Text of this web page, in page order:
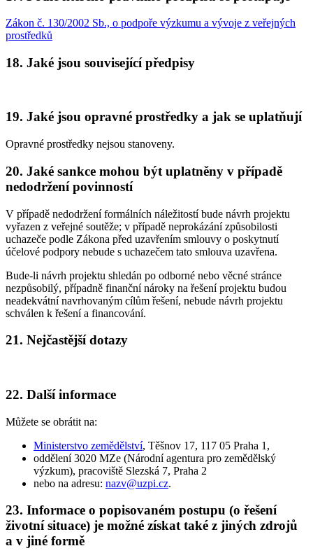
Zákon č. 130/2002 Sb., o podpoře výzkumu a vývoje z veřejných
prostředků
18. Jaké jsou související předpisy
19. Jaké jsou opravné prostředky a jak se uplatňují
Opravné prostředky nejsou stanoveny.
20. Jaké sankce mohou být uplatněny v případě
nedodržení povinností
V případě nedodržení formálních náležitostí bude návrh projektu
vyřazen z veřejné soutěže; v případě neprokázání způsobilosti
uchazeče podle Zákona před uzavřením smlouvy o poskytnutí
účelové podpory nebude s uchazečem tato smlouva uzavřena.
Bude-li návrh projektu shledán po odborné nebo věcné stránce
nezpůsobilý, případně finanční nároky na řešení projektu budou
neadekvátní navrhovaným cílům řešení, nebude návrh projektu
schválen k řešení a financování.
21. Nejčastější dotazy
22. Další informace
Můžete se obrátit na:
Ministerstvo zemědělství, Těšnov 17, 117 05 Praha 1,
oddělení 3020 MZe (Národní agentura pro zemědělský
výzkum), pracoviště Slezská 7, Praha 2
nebo na adresu: nazv@uzpi.cz.
23. Informace o popisovaném postupu (o řešení
životní situace) je možné získat také z jiných zdrojů
a v jiné formě